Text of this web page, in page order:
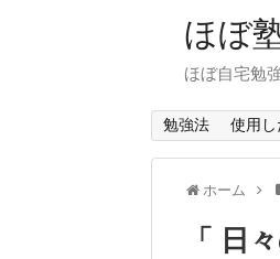
ほぼ
ほぼ自宅勉
勉強法 使用
ホーム
「 日